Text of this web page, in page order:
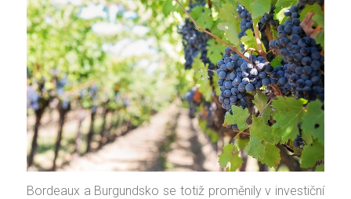
Bordeaux a Burgundsko se totiž proměnily v investiční